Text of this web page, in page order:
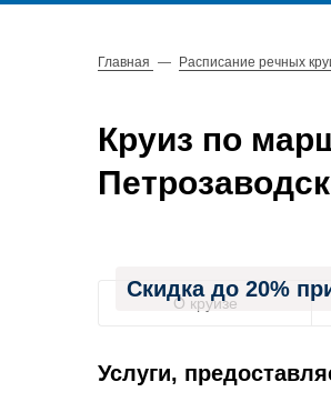
Главная — Расписание речных
Круиз по
Скидка до 20%
О круизе
Услуги,